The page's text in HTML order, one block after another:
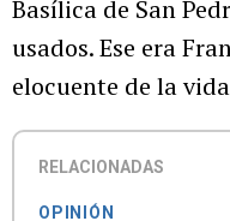
Basílica de San
usados. Ese era
elocuente de la
RELACIONADAS
OPINIÓN